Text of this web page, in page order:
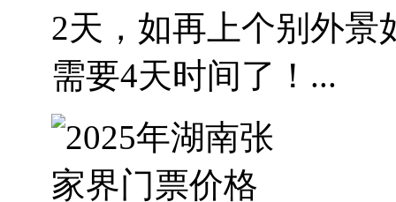
2天，如再上个别外景
需要4天时间了！...